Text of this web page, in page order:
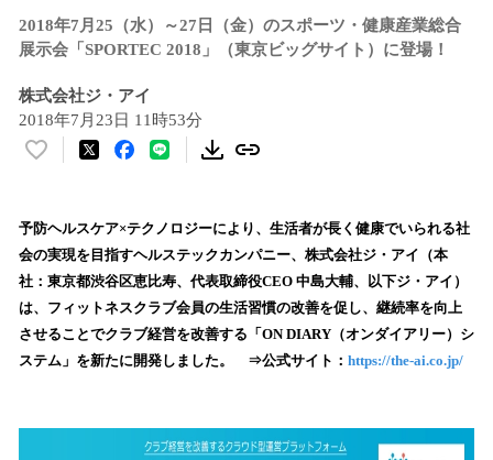
2018年7月25（水）～27日（金）のスポーツ・健康産業総合
展示会「SPORTEC 2018」（東京ビッグサイト）に登場！
株式会社ジ・アイ
2018年7月23日 11時53分
い
！
数
を
読
込
み
予防ヘルスケア×テクノロジーにより、生活者が長く健康でいられる社
会の実現を目指すヘルステックカンパニー、株式会社ジ・アイ（本
社：東京都渋谷区恵比寿、代表取締役CEO 中島大輔、以下ジ・アイ）
は、フィットネスクラブ会員の生活習慣の改善を促し、継続率を向上
させることでクラブ経営を改善する「ON DIARY（オンダイアリー）シ
ステム」を新たに開発しました。 ⇒公式サイト： https://the-ai.co.jp/